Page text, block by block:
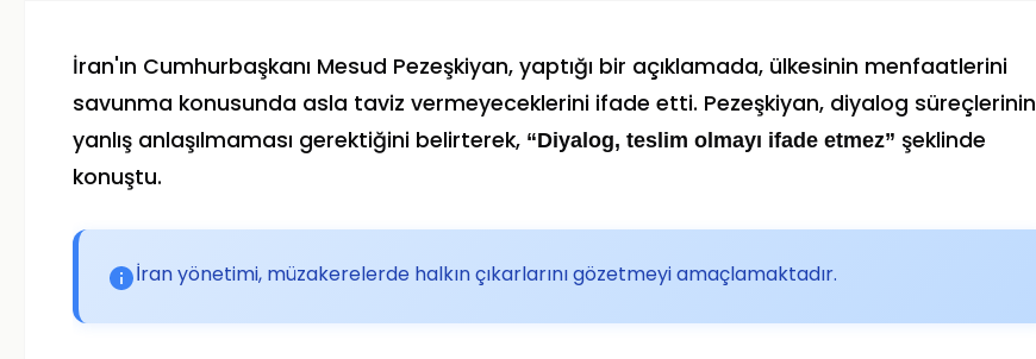
İran'ın Cumhurbaşkanı Mesud Pezeşkiyan, yaptığı bir açıklamada, ülkesinin menfaatlerini
savunma konusunda asla taviz vermeyeceklerini ifade etti. Pezeşkiyan, diyalog süreçlerinin
yanlış anlaşılmaması gerektiğini belirterek, “Diyalog, teslim olmayı ifade etmez” şeklinde
konuştu.
İran yönetimi, müzakerelerde halkın çıkarlarını gözetmeyi amaçlamaktadır.